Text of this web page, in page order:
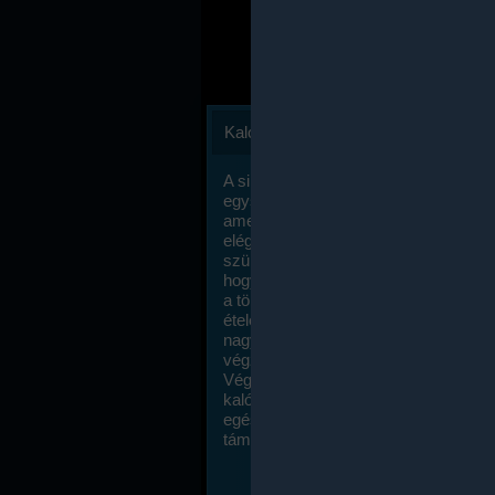
Kalóriaszámlálás
A sikeres fogyás titka valójában igen
egyszerű: égess több energiát, mint
amennyit beviszel. Természetesen
elég nagy fegyelemre és akaraterőre
szükség, de meglepődve fogod
hogy a kalóriaszámolás mennyire
a többi diétához képest. Itt nincsenek
ételek és a megengedett kalóriabevitelt
nagymértékben növelheted ha
végzel.
Végül, de nem utolsó sorban, a
kalóriaszámolás módszerét a legtöbb
egészségügyi szakorvos ajánlja és
támogatja.